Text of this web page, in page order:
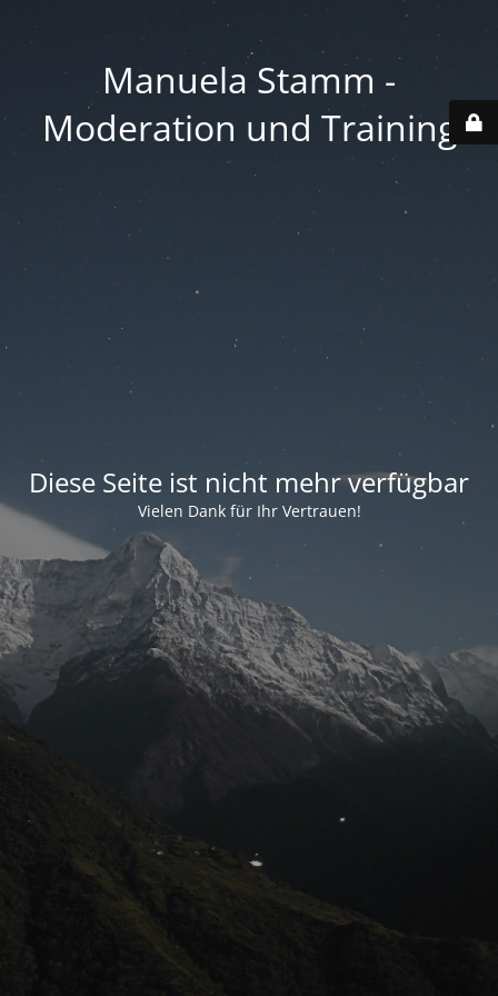
Manuela Stamm -
Moderation und Training
Diese Seite ist nicht mehr verfügbar
Vielen Dank für Ihr Vertrauen!